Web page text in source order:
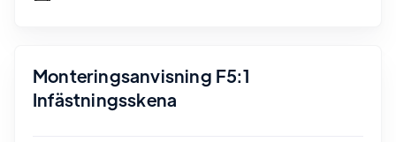
Monteringsanvisning F5:1
Infästningsskena